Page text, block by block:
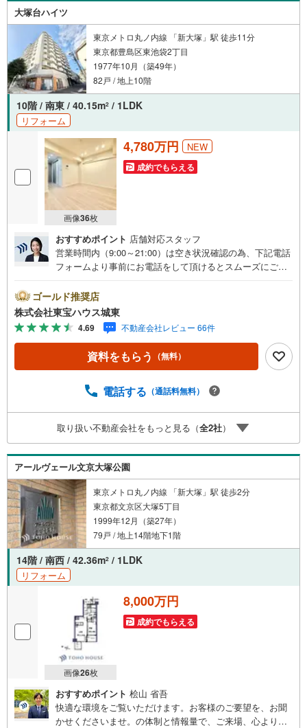
大塚台ハイツ
東京メトロ丸ノ内線 「新大塚」駅 徒歩11分
東京都豊島区東池袋2丁目
1977年10月（築49年）
82戸 / 地上10階
10階 / 南東 / 40.15m2 / 1LDK
リフォーム
画像36枚
4,780万円 NEW
成約でもらえる
おすすめポイント 店舗対応スタッフ
営業時間内（9:00～21:00）は空き状況確認の為、下記電話
フォームより事前にお電話をして頂けるとスムーズにご案
カレンダーの作成▽ご購入後もお客様の人生のパートナー
として暮らしの「安心」を守り続けます。【Yahoo！ 不動
産キャンペーン対象店舗】当店で物件を成約するとPayPay
ボーナスライトがもらえる「Yahoo！ 不動産 物件ご成約キ
ャンペーン」の対象になります。「資料をもらう」「見学
予約をする」ボタンからお問い合わせください。※必ずYah
スライトは出金と譲渡はできません。ご案内・詳細な資料
時受け付けております！■頭金0円からのご購入可能です■
（諸費用もOK）お気軽にお問い合わせください。
ゴールド推奨店
株式会社東宝ハウス城東
4.69 不動産会社レビュー 66件
資料をもらう （無料）
電話する （通話料無料）
取り扱い不動産会社をもっと見る（全2社）
アールヴェール文京大塚公園
東京メトロ丸ノ内線 「新大塚」駅 徒歩2分
東京都文京区大塚5丁目
1999年12月（築27年）
79戸 / 地上14階地下1階
14階 / 南西 / 42.36m2 / 1LDK
リフォーム
画像26枚
8,000万円
成約でもらえる
おすすめポイント 桧山 省吾
快適な環境をご覧いただけます。お客様のご要望を、お聞
かせくださいませ。の体制と情報量で、ご来場、心よりお